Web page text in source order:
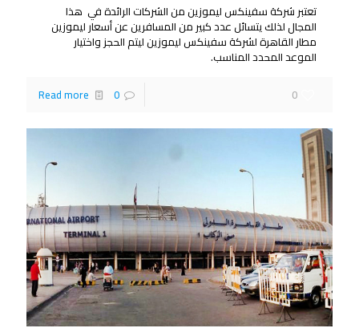
تعتبر شركة سفينكس ليموزين من الشركات الرائدة في هذا
المجال لذلك يتسائل عدد كبير من المسافرين عن أسعار ليموزين
مطار القاهرة لشركة سفينكس ليموزين ليتم الحجز واختيار
الموعد المحدد المناسب.
0
0
Read more